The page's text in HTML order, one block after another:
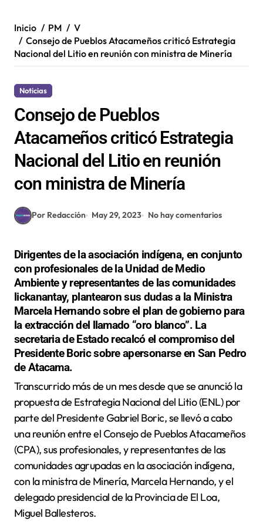
Inicio PM
V
Consejo de Pueblos Atacameños criticó Estrategia
Nacional del Litio en reunión con ministra de Minería
Noticias
Consejo de Pueblos
Atacameños criticó Estrategia
Nacional del Litio en reunión
con ministra de Minería
Por Redacción May 29, 2023 No hay comentarios
Dirigentes de la asociación indígena, en conjunto
con profesionales de la Unidad de Medio
Ambiente y representantes de las comunidades
lickanantay, plantearon sus dudas a la Ministra
Marcela Hernando sobre el plan de gobierno para
la extracción del llamado “oro blanco”. La
secretaria de Estado recalcó el compromiso del
Presidente Boric sobre apersonarse en San Pedro
de Atacama.
Transcurrido más de un mes desde que se anunció la
propuesta de Estrategia Nacional del Litio (ENL) por
parte del Presidente Gabriel Boric, se llevó a cabo
una reunión entre el Consejo de Pueblos Atacameños
(CPA), sus profesionales, y representantes de las
comunidades agrupadas en la asociación indígena,
con la ministra de Minería, Marcela Hernando, y el
delegado presidencial de la Provincia de El Loa,
Miguel Ballesteros.